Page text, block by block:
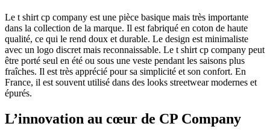
Le t shirt cp company est une pièce basique mais très importante
dans la collection de la marque. Il est fabriqué en coton de haute
qualité, ce qui le rend doux et durable. Le design est minimaliste
avec un logo discret mais reconnaissable. Le t shirt cp company peut
être porté seul en été ou sous une veste pendant les saisons plus
fraîches. Il est très apprécié pour sa simplicité et son confort. En
France, il est souvent utilisé dans des looks streetwear modernes et
épurés.
L’innovation au cœur de CP Company